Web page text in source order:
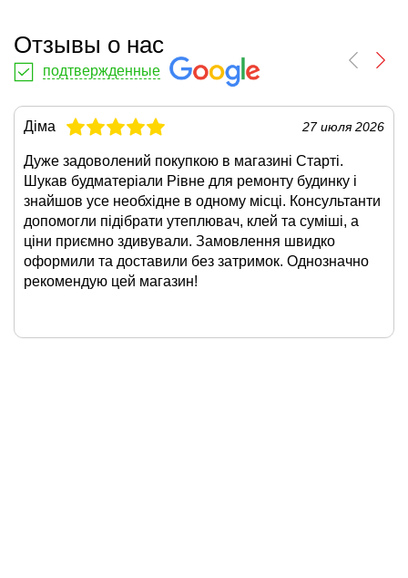
Отзывы о нас
подтвержденные
Діма 27 июля 2026
Дуже задоволений покупкою в магазині Старті.
Шукав будматеріали Рівне для ремонту будинку і
знайшов усе необхідне в одному місці. Консультанти
допомогли підібрати утеплювач, клей та суміші, а
ціни приємно здивували. Замовлення швидко
оформили та доставили без затримок. Однозначно
рекомендую цей магазин!